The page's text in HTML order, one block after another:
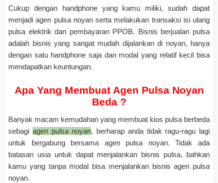
Cukup dengan handphone yang kamu miliki, sudah dapat
menjadi agen pulsa noyan serta melakukan transaksi isi ulang
pulsa elektrik dan pembayaran PPOB. Bisnis berjualan pulsa
adalah bisnis yang sangat mudah dijalankan di noyan, hanya
dengan satu handphone saja dan modal yang relatif kecil bisa
mendapatkan keuntungan.
Apa Yang Membuat Agen Pulsa Noyan
Beda ?
Banyak macam kemudahan yang membuat kios pulsa berbeda
sebagi agen pulsa noyan, berharap anda tidak ragu-ragu lagi
untuk bergabung bersama agen pulsa noyan. Tidak ada
batasan usia untuk dapat menjalankan bisnis pulsa, bahkan
kamu yang tanpa modal bisa menjalankan bisnis agen pulsa
noyan.